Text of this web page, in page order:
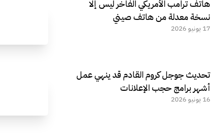
هاتف ترامب الأمريكي الفاخر ليس إلا
نسخة معدلة من هاتف صيني
17 يونيو 2026
تحديث جوجل كروم القادم قد ينهي عمل
أشهر برامج حجب الإعلانات
16 يونيو 2026